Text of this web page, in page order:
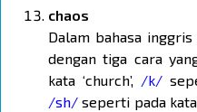
chaos
Dalam bahasa inggris
dengan tiga cara
kata ‘church’, /k/
/sh/ seperti pada kata